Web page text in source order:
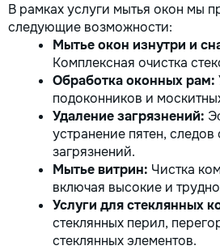
В рамках услуги мытья окон мы
следующие возможности:
Мытье окон изнутри и
Комплексная очистка
Обработка оконных рам:
подоконников и
Удаление загрязнений:
устранение пятен,
загрязнений.
Мытье витрин: Чистка
включая высокие и
Услуги для стеклянных
стеклянных перил,
стеклянных элементов.